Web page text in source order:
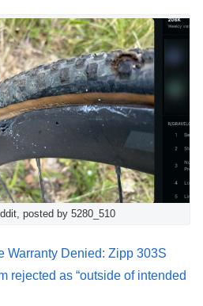
posted by 5280_510
Warranty Denied: Zipp 303S
rejected as “outside of intended